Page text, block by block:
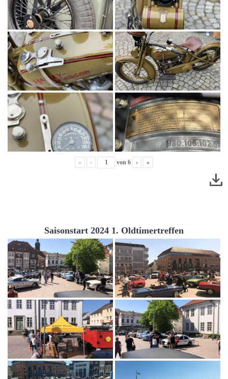
« ‹ von 6 › »
Saisonstart 2024 1. Oldtimertreffen